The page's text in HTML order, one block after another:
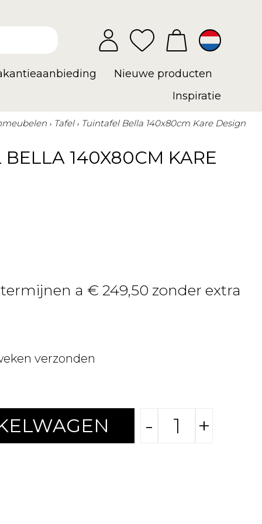
Nieuwe producten
Inspiratie
Tafel Tuintafel Bella 140x80cm Kare Design
140X80CM KARE
a € 249,50 zonder extra
verzonden
- +